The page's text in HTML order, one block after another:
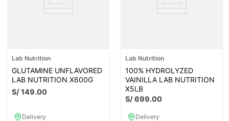
Lab Nutrition
GLUTAMINE UNFLAVORED
LAB NUTRITION X600G
S/149.00
Delivery
Lab Nutrition
100% HYDROLYZED
VAINILLA LAB NUTRITION
X5LB
S/699.00
Delivery